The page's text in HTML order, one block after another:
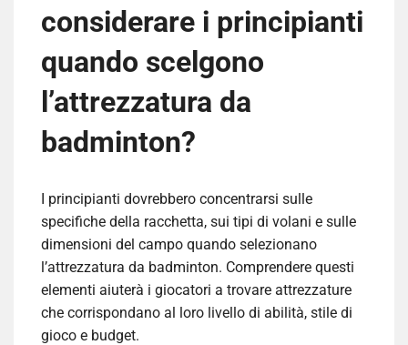
considerare i principianti
quando scelgono
l’attrezzatura da
badminton?
I principianti dovrebbero concentrarsi sulle
specifiche della racchetta, sui tipi di volani e sulle
dimensioni del campo quando selezionano
l’attrezzatura da badminton. Comprendere questi
elementi aiuterà i giocatori a trovare attrezzature
che corrispondano al loro livello di abilità, stile di
gioco e budget.